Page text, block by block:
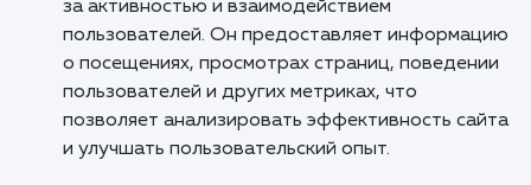
Кому подходит данный продукт?
Веб-сайты интернет-магазинов
счетчика Яндекс.Метрики является важным
инструментом для интернет-магазинов,